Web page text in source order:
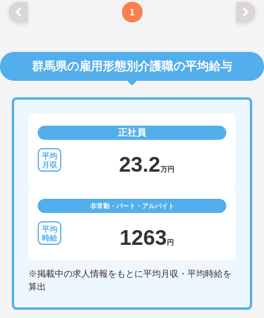
1
群馬県の雇用形態別介護職の平均給与
正社員
23.2万円
非常勤・パート・アルバイト
1263 円
※掲載中の求人情報をもとに平均月収・平均時給を
算出